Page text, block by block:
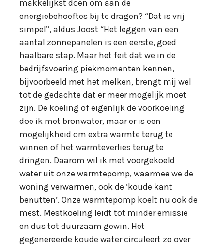
makkelijkst doen om aan de
energiebehoeftes bij te dragen? “Dat is vrij
simpel”, aldus Joost “Het leggen van een
aantal zonnepanelen is een eerste, goed
haalbare stap. Maar het feit dat we in de
bedrijfsvoering piekmomenten kennen,
bijvoorbeeld met het melken, brengt mij wel
tot de gedachte dat er meer mogelijk moet
zijn. De koeling of eigenlijk de voorkoeling
doe ik met bronwater, maar er is een
mogelijkheid om extra warmte terug te
winnen of het warmteverlies terug te
dringen. Daarom wil ik met voorgekoeld
water uit onze warmtepomp, waarmee we de
woning verwarmen, ook de ‘koude kant
benutten’. Onze warmtepomp koelt nu ook de
mest. Mestkoeling leidt tot minder emissie
en dus tot duurzaam gewin. Het
gegenereerde koude water circuleert zo over